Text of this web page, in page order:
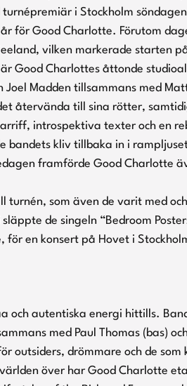
turnépremiär i Stockholm
för Good Charlotte. Förutom
vilken markerade starten
Good Charlottes åttonde
Madden tillsammans med
återvända till sina rötter,
introspektiva texter och en
bandets kliv tillbaka in i
framförde Good Charlotte
turnén, som även de varit med
de singeln “Bedroom
en konsert på Hovet i
och autentiska energi hittills.
med Paul Thomas (bas)
outsiders, drömmare och de
över har Good Charlotte